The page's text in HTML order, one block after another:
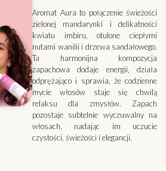
Aromat Aura to połączenie świeżości
zielonej mandarynki i delikatności
kwiatu imbiru, otulone ciepłymi
nutami wanilii i drzewa sandałowego.
Ta harmonijna kompozycja
zapachowa dodaje energii, działa
odprężająco i sprawia, że codzienne
mycie włosów staje się chwilą
relaksu dla zmysłów. Zapach
pozostaje subtelnie wyczuwalny na
włosach, nadając im uczucie
czystości, świeżości i elegancji.